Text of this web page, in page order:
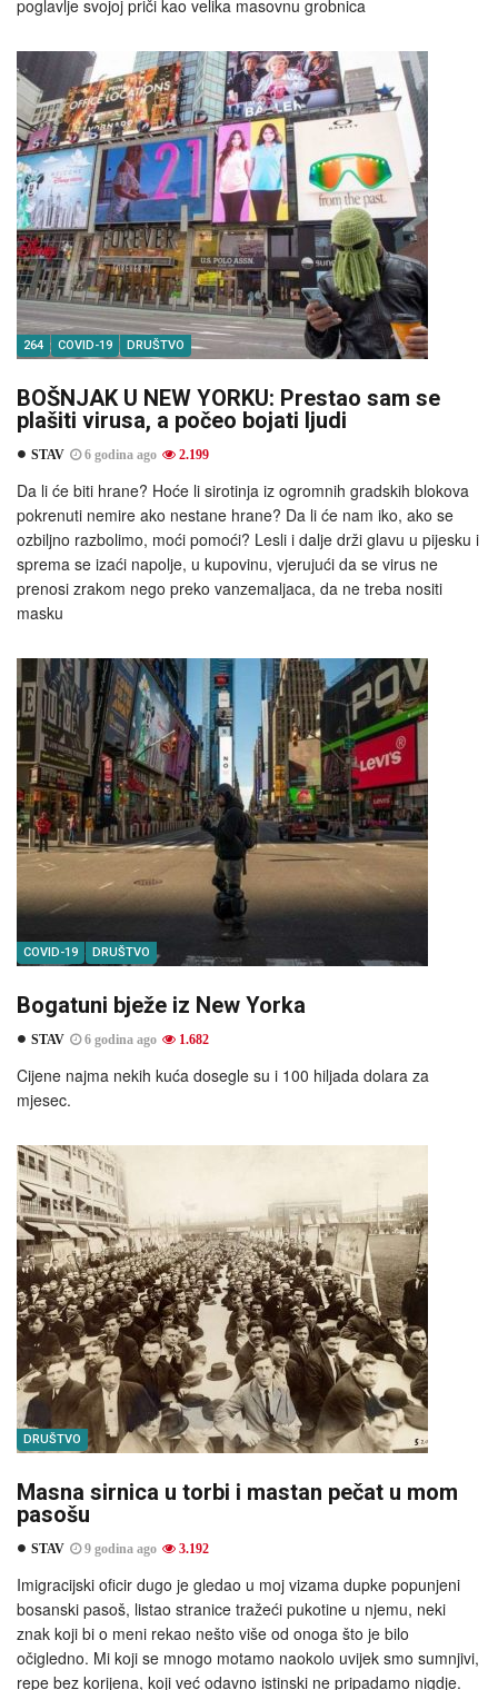
poglavlje svojoj priči kao velika masovnu grobnica
264 COVID-19 DRUŠTVO
BOŠNJAK U NEW YORKU: Prestao sam se
plašiti virusa, a počeo bojati ljudi
STAV 6 godina ago 2.199
Da li će biti hrane? Hoće li sirotinja iz ogromnih gradskih blokova
pokrenuti nemire ako nestane hrane? Da li će nam iko, ako se
ozbiljno razbolimo, moći pomoći? Lesli i dalje drži glavu u pijesku i
sprema se izaći napolje, u kupovinu, vjerujući da se virus ne
prenosi zrakom nego preko vanzemaljaca, da ne treba nositi
masku
COVID-19 DRUŠTVO
Bogatuni bježe iz New Yorka
STAV 6 godina ago 1.682
Cijene najma nekih kuća dosegle su i 100 hiljada dolara za
mjesec.
DRUŠTVO
Masna sirnica u torbi i mastan pečat u mom
pasošu
STAV 9 godina ago 3.192
Imigracijski oficir dugo je gledao u moj vizama dupke popunjeni
bosanski pasoš, listao stranice tražeći pukotine u njemu, neki
znak koji bi o meni rekao nešto više od onoga što je bilo
očigledno. Mi koji se mnogo motamo naokolo uvijek smo sumnjivi,
repe bez korijena, koji već odavno istinski ne pripadamo nigdje.